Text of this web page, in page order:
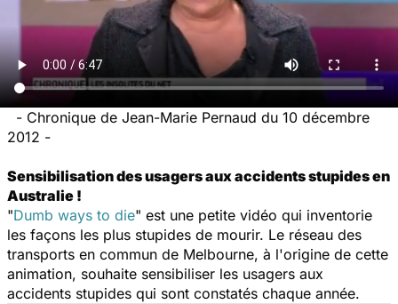
- Chronique de Jean-Marie Pernaud du 10 décembre
2012 -
Sensibilisation des usagers aux accidents stupides en
Australie !
"Dumb ways to die" est une petite vidéo qui inventorie
les façons les plus stupides de mourir. Le réseau des
transports en commun de Melbourne, à l'origine de cette
animation, souhaite sensibiliser les usagers aux
accidents stupides qui sont constatés chaque année.